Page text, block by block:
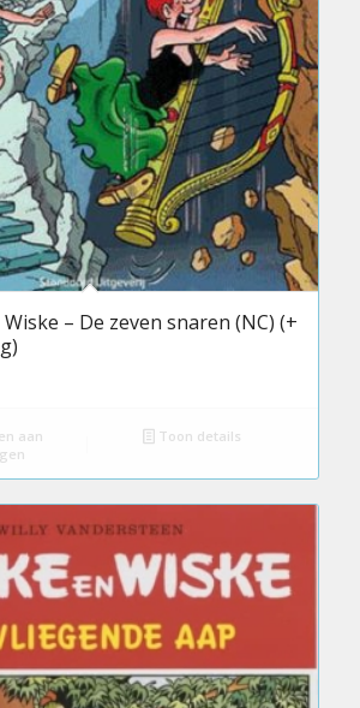
– De zeven snaren (NC) (+
aan
Toon details